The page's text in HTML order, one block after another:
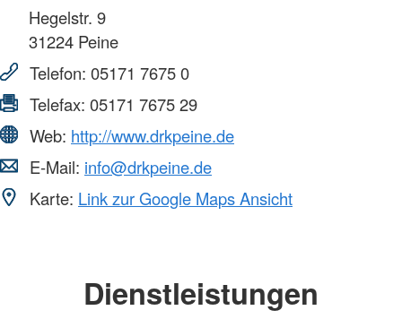
Hegelstr. 9
31224 Peine
Telefon: 05171 7675 0
Telefax: 05171 7675 29
Web: http://www.drkpeine.de
E-Mail: info@drkpeine.de
Karte: Link zur Google Maps Ansicht
Dienstleistungen